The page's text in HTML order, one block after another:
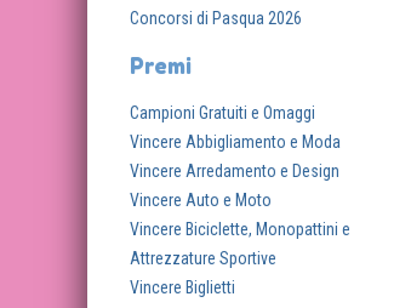
Concorsi di Pasqua 2026
Premi
Campioni Gratuiti e Omaggi
Vincere Abbigliamento e Moda
Vincere Arredamento e Design
Vincere Auto e Moto
Vincere Biciclette, Monopattini e
Attrezzature Sportive
Vincere Biglietti